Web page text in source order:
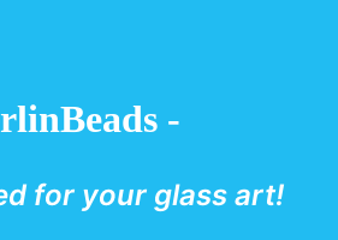
-
for your glass art!